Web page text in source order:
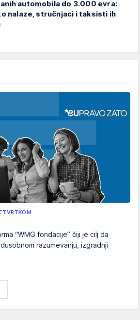
automobila do 3.000 evra:
nalaze, stručnjaci i taksisti ih
“WMG fondacije” čiji je cilj da
razumevanju, izgradnji